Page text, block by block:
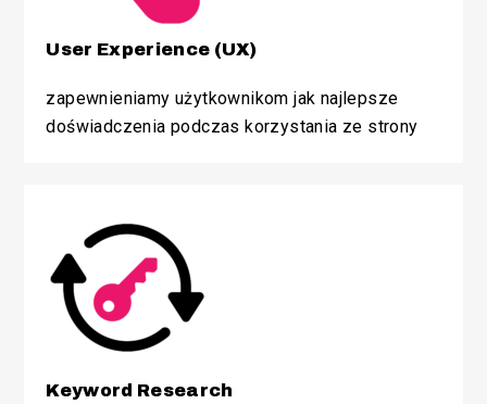
User Experience (UX)
zapewnieniamy użytkownikom jak najlepsze
doświadczenia podczas korzystania ze strony
Keyword Research